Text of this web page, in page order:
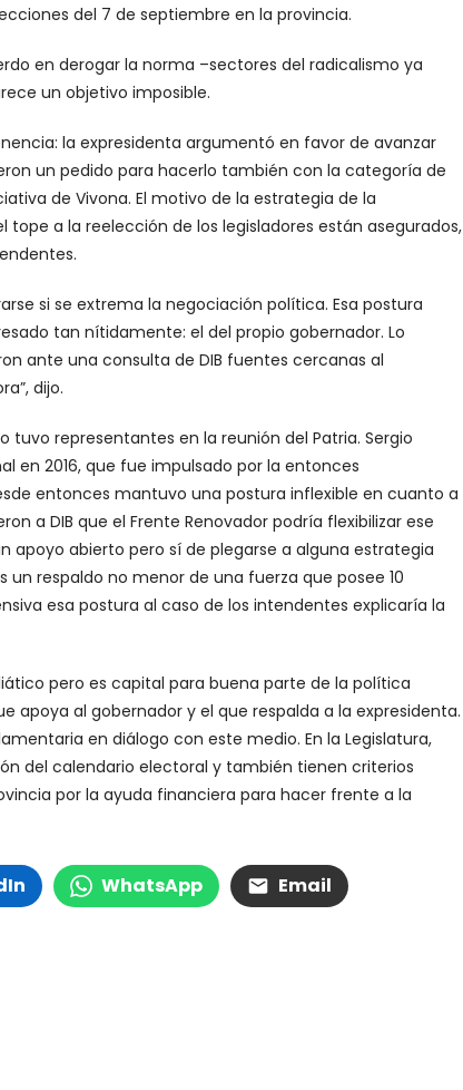
del 7 de septiembre en la provincia.
en derogar la norma –sectores del radicalismo ya
un objetivo imposible.
la expresidenta argumentó en favor de avanzar
un pedido para hacerlo también con la categoría de
de Vivona. El motivo de la estrategia de la
a la reelección de los legisladores están asegurados,
si se extrema la negociación política. Esa postura
tan nítidamente: el del propio gobernador. Lo
ante una consulta de DIB fuentes cercanas al
dijo.
tuvo representantes en la reunión del Patria. Sergio
en 2016, que fue impulsado por la entonces
entonces mantuvo una postura inflexible en cuanto a
a DIB que el Frente Renovador podría flexibilizar ese
apoyo abierto pero sí de plegarse a alguna estrategia
respaldo no menor de una fuerza que posee 10
esa postura al caso de los intendentes explicaría la
pero es capital para buena parte de la política
apoya al gobernador y el que respalda a la expresidenta.
en diálogo con este medio. En la Legislatura,
del calendario electoral y también tienen criterios
por la ayuda financiera para hacer frente a la
WhatsApp Email